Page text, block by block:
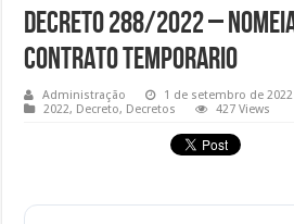
DECRETO 288/2022 –
CONTRATO TEMPORARIO
Administração
1 de setembro de 2022
2022, Decreto, Decretos 427 Views